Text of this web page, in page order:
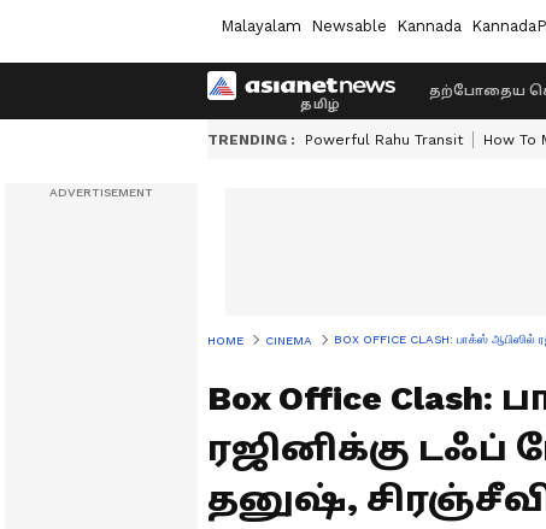
Malayalam Newsable Kannada
தற்போதைய
TRENDING : Powerful Rahu Transit How To
HOME CINEMA BOX OFFICE CLASH: பாக்ஸ் ஆபிஸில்
Box Office
ரஜினிக்கு டஃப்
தனுஷ்,